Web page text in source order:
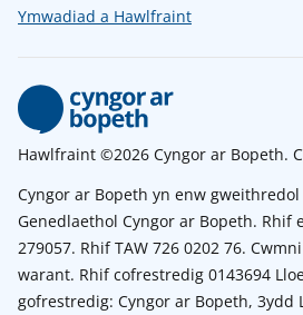
Ymwadiad a Hawlfraint
Hawlfraint ©2026 Cyngor ar Bopeth.
Cyngor ar Bopeth yn enw
Genedlaethol Cyngor ar Bopeth. Rhif
279057. Rhif TAW 726 0202 76.
warant. Rhif cofrestredig 0143694
gofrestredig: Cyngor ar Bopeth, 3ydd